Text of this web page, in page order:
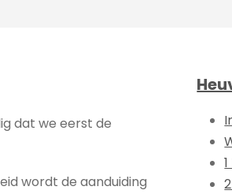
dat we eerst de
wordt de aanduiding